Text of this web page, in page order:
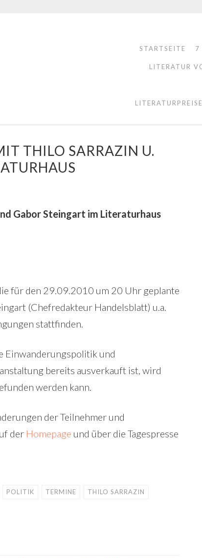
STARTSEITE 7
LITERATUR
THILO SARRAZIN U.
Gabor Steingart im Literaturhaus
für den 29.09.2010 um 20 Uhr geplante
(Chefredakteur Handelsblatt) u.a.
stattfinden.
Einwanderungspolitik und
bereits ausverkauft ist, wird
werden kann.
der Teilnehmer und
der Homepage und über die Tagespresse
POLITIK TERMINE THILO SARRAZIN